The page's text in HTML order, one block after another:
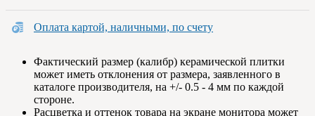
Оплата картой, наличными, по счету
Фактический размер (калибр) керамической плитки
может иметь отклонения от размера, заявленного в
каталоге производителя, на +/- 0.5 - 4 мм по каждой
стороне.
Расцветка и оттенок товара на экране монитора может